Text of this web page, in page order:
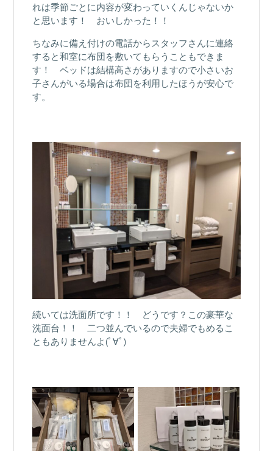
れは季節ごとに内容が変わっていくんじゃないか
と思います！ おいしかった！！
ちなみに備え付けの電話からスタッフさんに連絡
すると和室に布団を敷いてもらうこともできま
す！ ベッドは結構高さがありますので小さいお
子さんがいる場合は布団を利用したほうが安心で
す。
続いては洗面所です！！ どうです？この豪華な
洗面台！！ 二つ並んでいるので夫婦でもめるこ
ともありませんよ(ﾟ∀ﾟ)